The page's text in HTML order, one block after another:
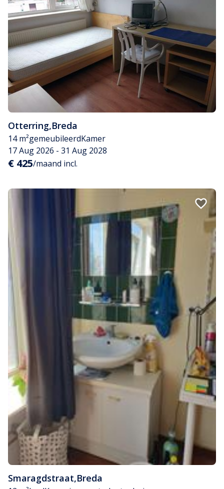
Otterring,Breda
14 m²gemeubileerdKamer
17 Aug 2026 - 31 Aug 2028
€ 425/maand incl.
Smaragdstraat,Breda